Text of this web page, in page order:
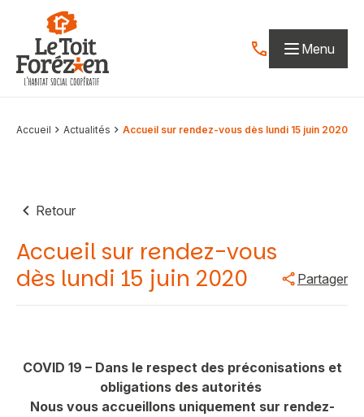
Aller au contenu
Contactez-nous
Menu
Accueil Actualités Accueil sur rendez-vous dès lundi 15 juin 2020
Retour
Accueil sur rendez-vous
dès lundi 15 juin 2020
Partager
COVID 19 – Dans le respect des préconisations et
obligations des autorités
Nous vous accueillons uniquement sur rendez-